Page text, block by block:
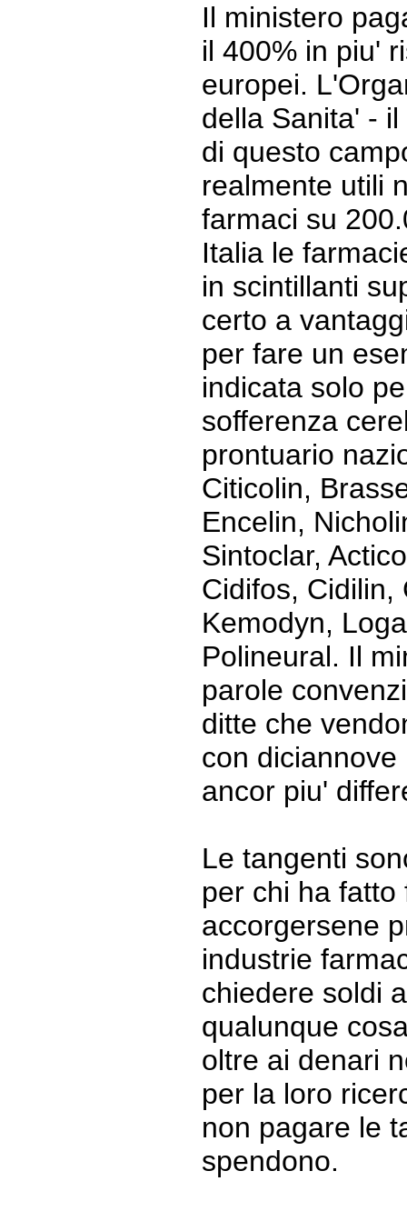
Il ministero
il 400% in piu'
europei.
della Sanita' -
di questo
realmente utili
farmaci su
Italia le
in scintillanti
certo a
per fare un
indicata solo
sofferenza
prontuario
Citicolin,
Encelin,
Sintoclar,
Cidifos, Cidilin,
Kemodyn,
Polineural. Il
parole
ditte che
con
ancor piu'
Le tangenti
per chi ha fatto
accorgersene
industrie
chiedere soldi
qualunque
oltre ai denari
per la loro
non pagare le
spendono.